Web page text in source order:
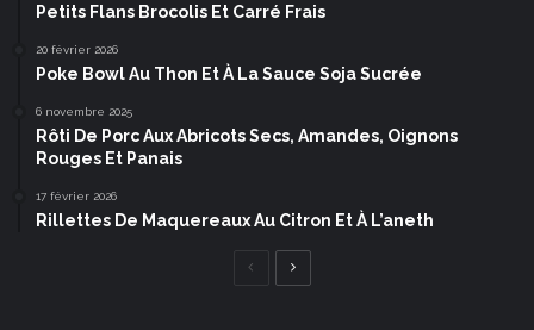
Petits Flans Brocolis Et Carré Frais
20 février 2026
Poke Bowl Au Thon Et À La Sauce Soja Sucrée
6 novembre 2025
Rôti De Porc Aux Abricots Secs, Amandes, Oignons
Rouges Et Panais
17 février 2026
Rillettes De Maquereaux Au Citron Et À L’aneth
Page